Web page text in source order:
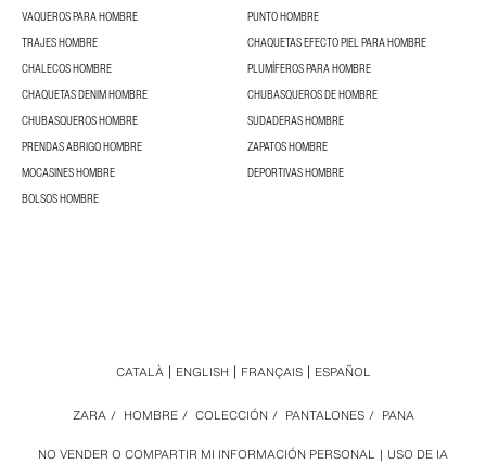
VAQUEROS PARA HOMBRE
PUNTO HOMBRE
TRAJES HOMBRE
CHAQUETAS EFECTO PIEL PARA HOMBRE
CHALECOS HOMBRE
PLUMÍFEROS PARA HOMBRE
CHAQUETAS DENIM HOMBRE
CHUBASQUEROS DE HOMBRE
CHUBASQUEROS HOMBRE
SUDADERAS HOMBRE
PRENDAS ABRIGO HOMBRE
ZAPATOS HOMBRE
MOCASINES HOMBRE
DEPORTIVAS HOMBRE
BOLSOS HOMBRE
NO VENDER O COMPARTIR MI INFORMACIÓN PERSONAL USO DE IA
ZARA / HOMBRE / COLECCIÓN / PANTALONES / PANA
CATALÀ ENGLISH FRANÇAIS ESPAÑOL